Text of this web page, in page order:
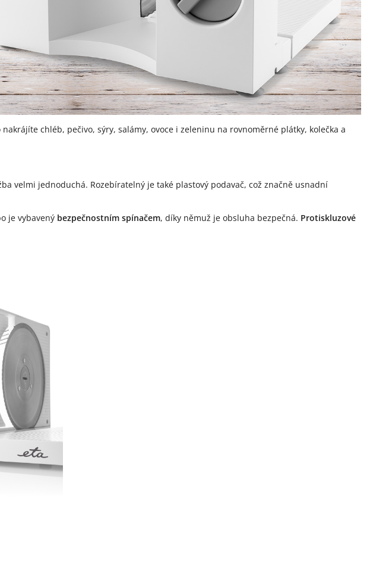
chléb, pečivo, sýry, salámy, ovoce i zeleninu na rovnoměrné plátky, kolečka a
velmi jednoduchá. Rozebíratelný je také plastový podavač, což značně usnadní
je vybavený bezpečnostním spínačem, díky němuž je obsluha bezpečná. Protiskluzové